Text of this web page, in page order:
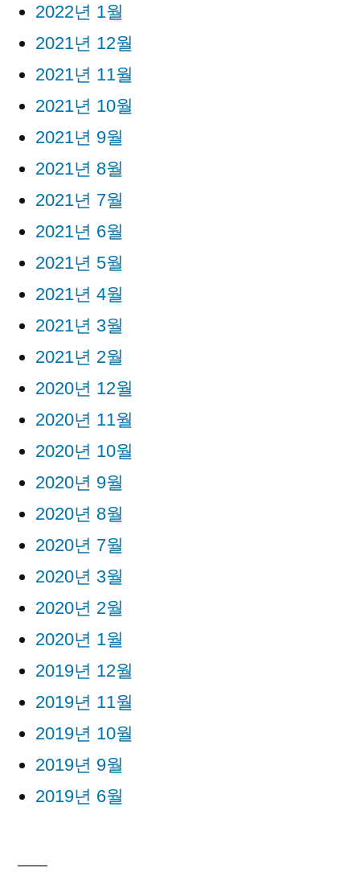
2022년 1월
2021년 12월
2021년 11월
2021년 10월
2021년 9월
2021년 8월
2021년 7월
2021년 6월
2021년 5월
2021년 4월
2021년 3월
2021년 2월
2020년 12월
2020년 11월
2020년 10월
2020년 9월
2020년 8월
2020년 7월
2020년 3월
2020년 2월
2020년 1월
2019년 12월
2019년 11월
2019년 10월
2019년 9월
2019년 6월